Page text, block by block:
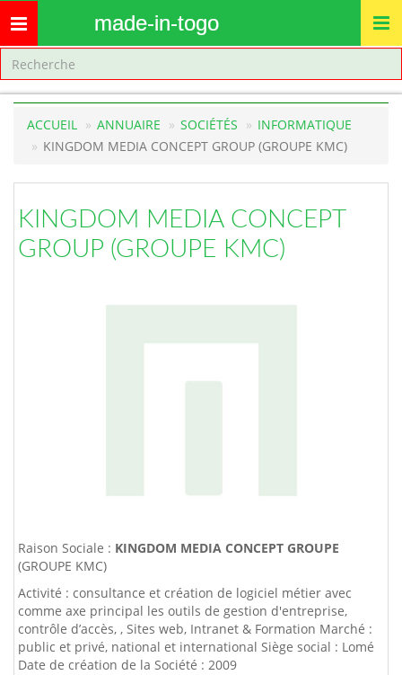
Toggle
navigation
made-in-togo
ACCUEIL ANNUAIRE SOCIÉTÉS
INFORMATIQUE
KINGDOM MEDIA CONCEPT GROUP (GROUPE KMC)
KINGDOM MEDIA CONCEPT
GROUP (GROUPE KMC)
Raison Sociale : KINGDOM MEDIA CONCEPT GROUPE
(GROUPE KMC)
Activité : consultance et création de logiciel métier avec
comme axe principal les outils de gestion d'entreprise,
contrôle d’accès, , Sites web, Intranet & Formation Marché :
public et privé, national et international Siège social : Lomé
Date de création de la Société : 2009